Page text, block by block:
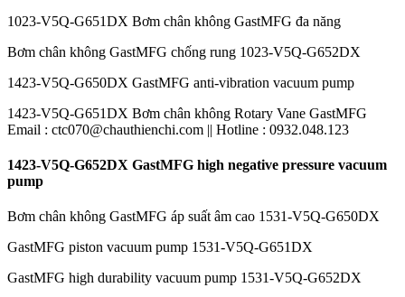
1023-V5Q-G651DX Bơm chân không GastMFG đa năng
Bơm chân không GastMFG chống rung 1023-V5Q-G652DX
1423-V5Q-G650DX GastMFG anti-vibration vacuum pump
1423-V5Q-G651DX Bơm chân không Rotary Vane GastMFG
Email : ctc070@chauthienchi.com || Hotline : 0932.048.123
1423-V5Q-G652DX GastMFG high negative pressure vacuum
pump
Bơm chân không GastMFG áp suất âm cao 1531-V5Q-G650DX
GastMFG piston vacuum pump 1531-V5Q-G651DX
GastMFG high durability vacuum pump 1531-V5Q-G652DX